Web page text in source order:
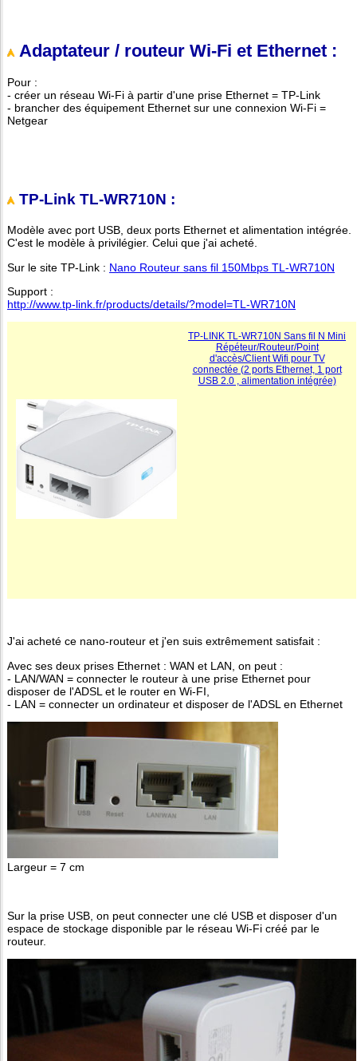
Adaptateur / routeur Wi-Fi et Ethernet :
Pour :
- créer un réseau Wi-Fi à partir d'une prise Ethernet = TP-Link
- brancher des équipement Ethernet sur une connexion Wi-Fi =
Netgear
TP-Link TL-WR710N :
Modèle avec port USB, deux ports Ethernet et alimentation intégrée.
C'est le modèle à privilégier. Celui que j'ai acheté.
Sur le site TP-Link : Nano Routeur sans fil 150Mbps TL-WR710N
Support :
http://www.tp-link.fr/products/details/?model=TL-WR710N
TP-LINK TL-WR710N Sans fil N Mini
Répéteur/Routeur/Point
d'accès/Client Wifi pour TV
connectée (2 ports Ethernet, 1 port
USB 2.0 , alimentation intégrée)
J'ai acheté ce nano-routeur et j'en suis extrêmement satisfait :
Avec ses deux prises Ethernet : WAN et LAN, on peut :
- LAN/WAN = connecter le routeur à une prise Ethernet pour
disposer de l'ADSL et le router en Wi-FI,
- LAN = connecter un ordinateur et disposer de l'ADSL en Ethernet
Largeur = 7 cm
Sur la prise USB, on peut connecter une clé USB et disposer d'un
espace de stockage disponible par le réseau Wi-Fi créé par le
routeur.